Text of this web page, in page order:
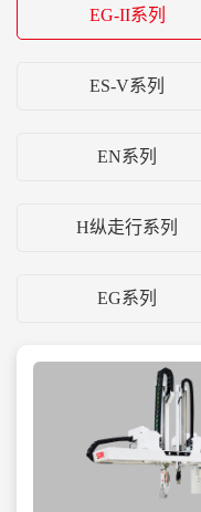
EG-II系列
ES-V系列
EN系列
H纵走行系列
EG系列